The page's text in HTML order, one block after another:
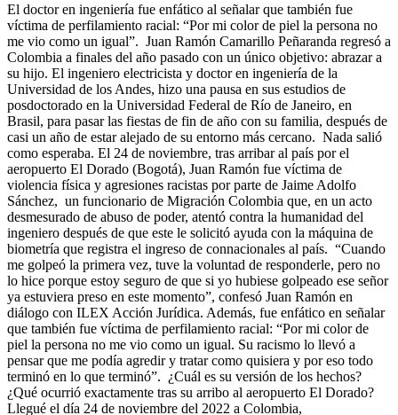
El doctor en ingeniería fue enfático al señalar que también fue
víctima de perfilamiento racial: “Por mi color de piel la persona no
me vio como un igual”. Juan Ramón Camarillo Peñaranda regresó a
Colombia a finales del año pasado con un único objetivo: abrazar a
su hijo. El ingeniero electricista y doctor en ingeniería de la
Universidad de los Andes, hizo una pausa en sus estudios de
posdoctorado en la Universidad Federal de Río de Janeiro, en
Brasil, para pasar las fiestas de fin de año con su familia, después de
casi un año de estar alejado de su entorno más cercano. Nada salió
como esperaba. El 24 de noviembre, tras arribar al país por el
aeropuerto El Dorado (Bogotá), Juan Ramón fue víctima de
violencia física y agresiones racistas por parte de Jaime Adolfo
Sánchez, un funcionario de Migración Colombia que, en un acto
desmesurado de abuso de poder, atentó contra la humanidad del
ingeniero después de que este le solicitó ayuda con la máquina de
biometría que registra el ingreso de connacionales al país. “Cuando
me golpeó la primera vez, tuve la voluntad de responderle, pero no
lo hice porque estoy seguro de que si yo hubiese golpeado ese señor
ya estuviera preso en este momento”, confesó Juan Ramón en
diálogo con ILEX Acción Jurídica. Además, fue enfático en señalar
que también fue víctima de perfilamiento racial: “Por mi color de
piel la persona no me vio como un igual. Su racismo lo llevó a
pensar que me podía agredir y tratar como quisiera y por eso todo
terminó en lo que terminó”. ¿Cuál es su versión de los hechos?
¿Qué ocurrió exactamente tras su arribo al aeropuerto El Dorado?
Llegué el día 24 de noviembre del 2022 a Colombia,